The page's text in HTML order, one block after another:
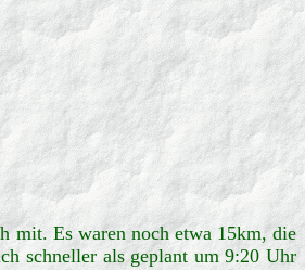
mit. Es waren noch etwa 15km, die
schneller als geplant um 9:20 Uhr